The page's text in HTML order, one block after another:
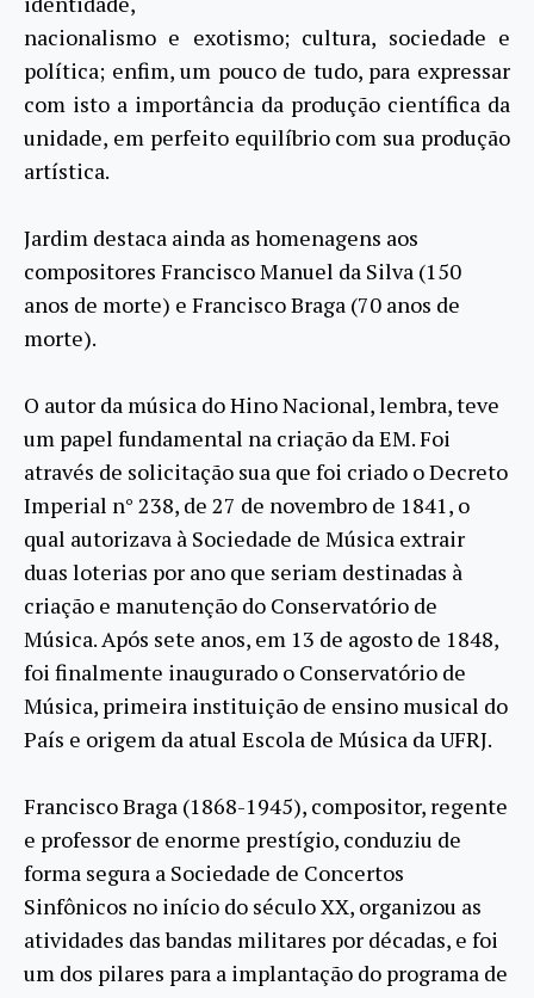
nacionalismo e exotismo; cultura, sociedade e
política; enfim, um pouco de tudo, para expressar
com isto a importância da produção científica da
unidade, em perfeito equilíbrio com sua produção
artística.
Jardim destaca ainda as homenagens aos
compositores Francisco Manuel da Silva (150
anos de morte) e Francisco Braga (70 anos de
morte).
O autor da música do Hino Nacional, lembra, teve
um papel fundamental na criação da EM. Foi
através de solicitação sua que foi criado o Decreto
Imperial n° 238, de 27 de novembro de 1841, o
qual autorizava à Sociedade de Música extrair
duas loterias por ano que seriam destinadas à
criação e manutenção do Conservatório de
Música. Após sete anos, em 13 de agosto de 1848,
foi finalmente inaugurado o Conservatório de
Música, primeira instituição de ensino musical do
País e origem da atual Escola de Música da UFRJ.
Francisco Braga (1868-1945), compositor, regente
e professor de enorme prestígio, conduziu de
forma segura a Sociedade de Concertos
Sinfônicos no início do século XX, organizou as
atividades das bandas militares por décadas, e foi
um dos pilares para a implantação do programa de